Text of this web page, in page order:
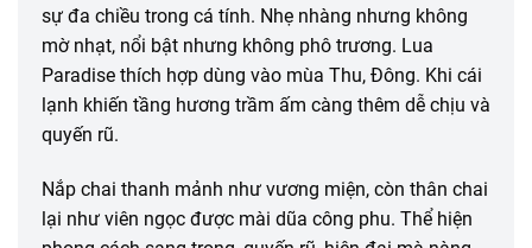
sự đa chiều trong cá tính. Nhẹ nhàng nhưng không
mờ nhạt, nổi bật nhưng không phô trương. Lua
Paradise thích hợp dùng vào mùa Thu, Đông. Khi cái
lạnh khiến tầng hương trầm ấm càng thêm dễ chịu và
quyến rũ.
Nắp chai thanh mảnh như vương miện, còn thân chai
lại như viên ngọc được mài dũa công phu. Thể hiện